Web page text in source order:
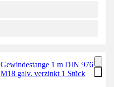
Gewindestange 1 m DIN 976
M18 galv. verzinkt 1 Stück